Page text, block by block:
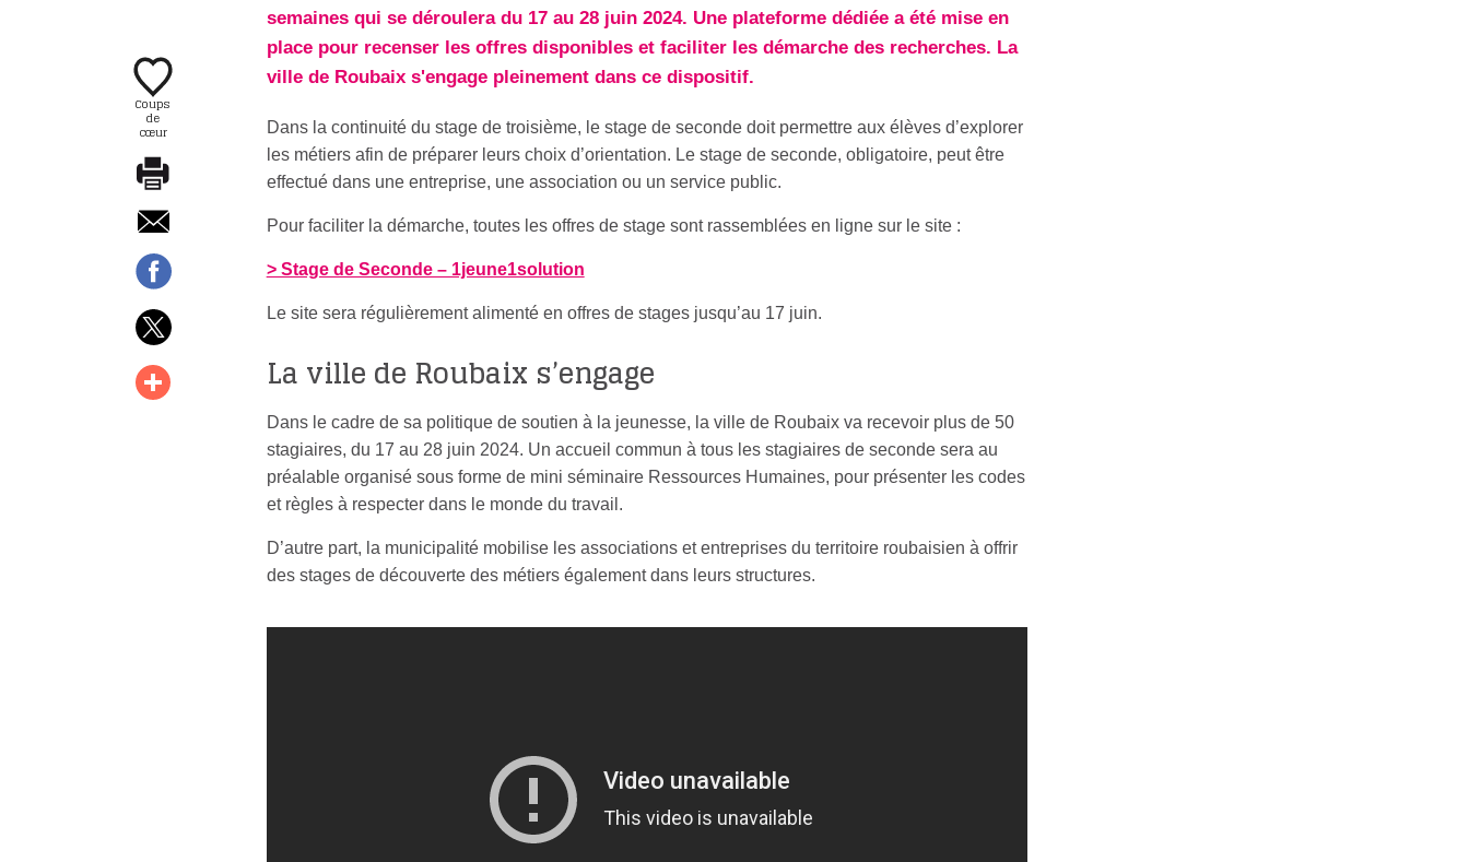
Coups
de
cœur
semaines qui se déroulera du 17 au 28 juin 2024. Une plateforme dédiée a été mise en
place pour recenser les offres disponibles et faciliter les démarche des recherches. La
ville de Roubaix s'engage pleinement dans ce dispositif.
Dans la continuité du stage de troisième, le stage de seconde doit permettre aux élèves d’explorer
les métiers afin de préparer leurs choix d’orientation. Le stage de seconde, obligatoire, peut être
effectué dans une entreprise, une association ou un service public.
Pour faciliter la démarche, toutes les offres de stage sont rassemblées en ligne sur le site :
> Stage de Seconde – 1jeune1solution
Le site sera régulièrement alimenté en offres de stages jusqu’au 17 juin.
La ville de Roubaix s’engage
Dans le cadre de sa politique de soutien à la jeunesse, la ville de Roubaix va recevoir plus de 50
stagiaires, du 17 au 28 juin 2024. Un accueil commun à tous les stagiaires de seconde sera au
préalable organisé sous forme de mini séminaire Ressources Humaines, pour présenter les codes
et règles à respecter dans le monde du travail.
D’autre part, la municipalité mobilise les associations et entreprises du territoire roubaisien à offrir
des stages de découverte des métiers également dans leurs structures.